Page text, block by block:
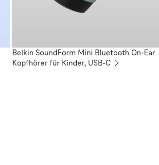
Belkin SoundForm Mini Bluetooth On-Ear
Kopfhörer für Kinder, USB-C